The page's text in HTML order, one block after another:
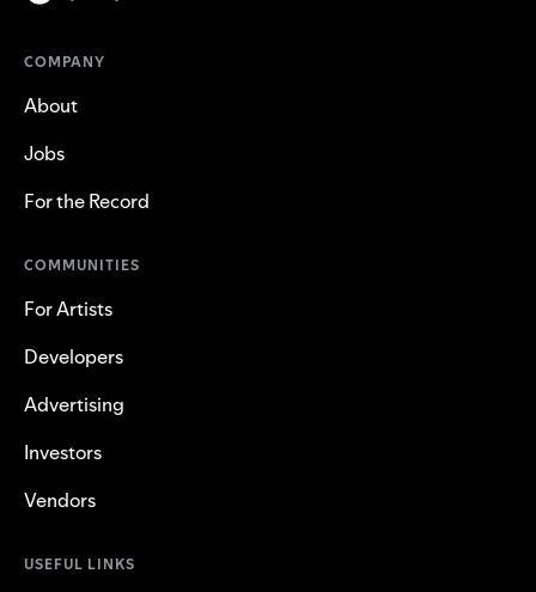
COMPANY
About
Jobs
For the Record
COMMUNITIES
For Artists
Developers
Advertising
Investors
Vendors
USEFUL LINKS